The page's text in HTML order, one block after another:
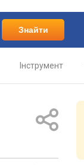
Знайти
Інструмент